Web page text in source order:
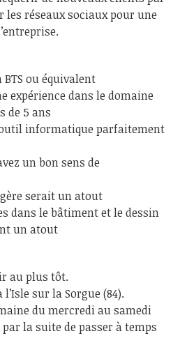
les réseaux sociaux pour une
BTS ou équivalent
expérience dans le domaine
de 5 ans
informatique parfaitement
un bon sens de
serait un atout
dans le bâtiment et le dessin
un atout
au plus tôt.
sur la Sorgue (84).
du mercredi au samedi
la suite de passer à temps